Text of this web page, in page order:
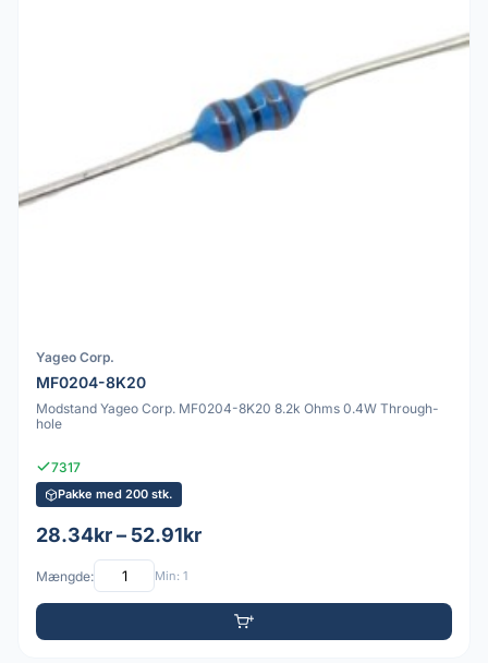
Yageo Corp.
MF0204-8K20
Modstand Yageo Corp. MF0204-8K20 8.2k Ohms 0.4W Through-
hole
7317
Pakke med 200 stk.
28.34kr – 52.91kr
Mængde: Min: 1